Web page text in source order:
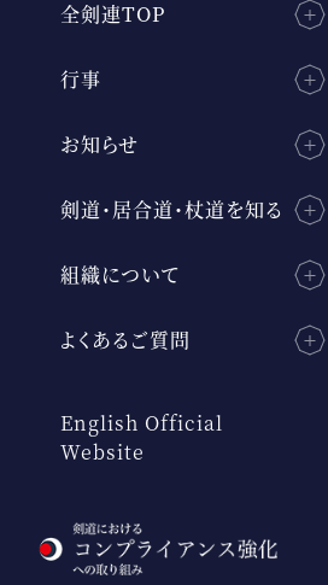
全剣連TOP
行事
お知らせ
剣道・居合道・杖道を知る
組織について
よくあるご質問
English Official
Website